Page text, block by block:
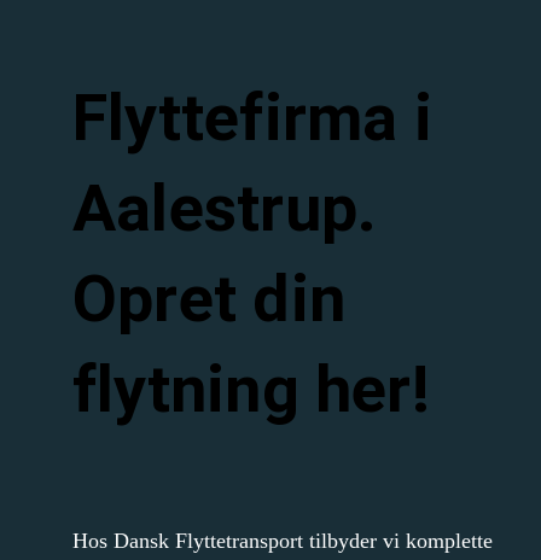
Flyttefirma i
Aalestrup.
Opret din
flytning her!
Hos Dansk Flyttetransport tilbyder vi komplette